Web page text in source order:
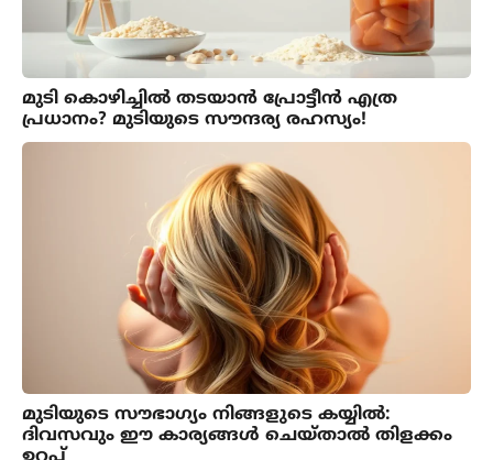
മുടി കൊഴിച്ചിൽ തടയാൻ പ്രോട്ടീൻ എത്ര
പ്രധാനം? മുടിയുടെ സൗന്ദര്യ രഹസ്യം!
മുടിയുടെ സൗഭാഗ്യം നിങ്ങളുടെ കയ്യില്‍:
ദിവസവും ഈ കാര്യങ്ങള്‍ ചെയ്താല്‍ തിളക്കം